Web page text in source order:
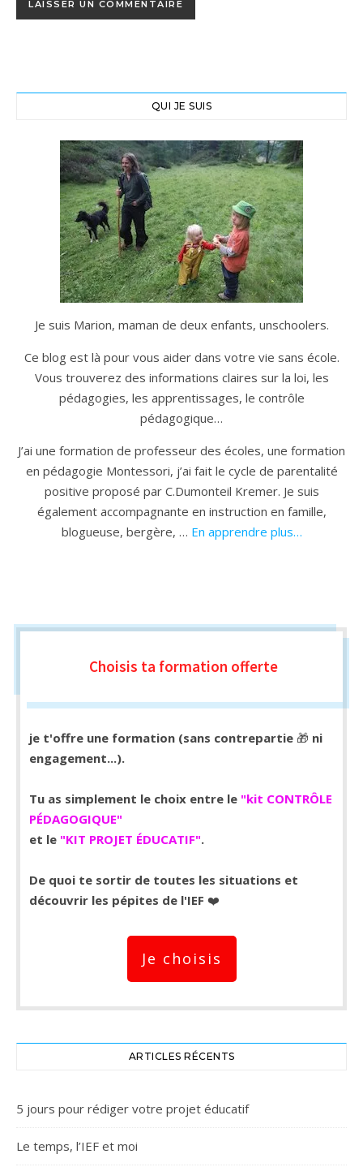
QUI JE SUIS
Je suis Marion, maman de deux enfants, unschoolers.
Ce blog est là pour vous aider dans votre vie sans école.
Vous trouverez des informations claires sur la loi, les
pédagogies, les apprentissages, le contrôle
pédagogique…
J’ai une formation de professeur des écoles, une formation
en pédagogie Montessori, j’ai fait le cycle de parentalité
positive proposé par C.Dumonteil Kremer. Je suis
également accompagnante en instruction en famille,
blogueuse, bergère, … En apprendre plus…
Choisis ta formation offerte
je t'offre une formation (sans contrepartie 🎁 ni
engagement...).
Tu as simplement le choix entre le "kit CONTRÔLE
PÉDAGOGIQUE"
et le "KIT PROJET ÉDUCATIF".
De quoi te sortir de toutes les situations et
découvrir les pépites de l'IEF ❤️
Je choisis
ARTICLES RÉCENTS
5 jours pour rédiger votre projet éducatif
Le temps, l’IEF et moi